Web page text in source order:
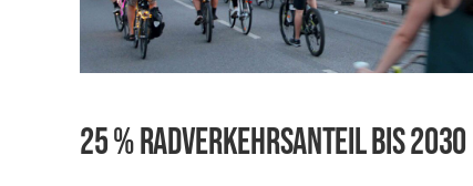
25 % Rad­ver­kehrs­an­teil bis 2030